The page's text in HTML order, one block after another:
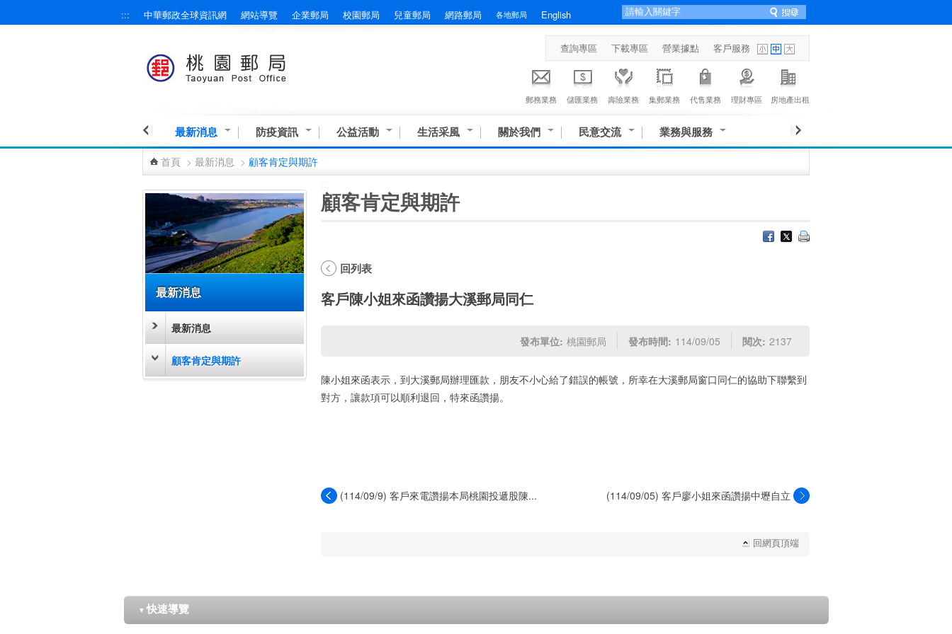
::: 中華郵政全球資訊網 網站導覽 企業郵局 校園郵局 兒童郵局 網路郵局 各地郵局 English
查詢專區 下載專區 營業據點 客戶服務
郵務業務 儲匯業務 壽險業務 集郵業務 代售業務 理財專區 房地產出租
最新消息 防疫資訊 公益活動 生活采風 關於我們 民意交流 業務與服務
首頁 > 最新消息 > 顧客肯定與期許
最新消息
最新消息
顧客肯定與期許
顧客肯定與期許
回列表
客戶陳小姐來函讚揚大溪郵局同仁
發布單位: 桃園郵局 發布時間: 114/09/05 閱次: 2137
陳小姐來函表示，到大溪郵局辦理匯款，朋友不小心給了錯誤的帳號，所幸在大溪郵局窗口同仁的協助下聯繫到
對方，讓款項可以順利退回，特來函讚揚。
(114/09/9) 客戶來電讚揚本局桃園投遞股陳...
(114/09/05) 客戶廖小姐來函讚揚中壢自立
回網頁頂端
▼ 快速導覽